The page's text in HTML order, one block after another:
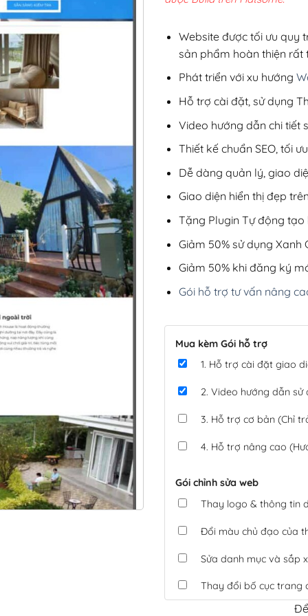
Website được tối ưu quy
sản phẩm hoàn thiện rất
Phát triển với xu hướng
Hỗ trợ cài đặt, sử dụng
Video hướng dẫn chi tiết
Thiết kế chuẩn SEO, tối
Dễ dàng quản lý, giao
Giao diện hiển thị đẹp
Tặng Plugin Tự động tạo
Giảm 50% sử dụng Xanh
Giảm 50% khi đăng ký
Gói hỗ trợ tư vấn nâng
Mua kèm Gói hỗ trợ
1. Hỗ trợ cài đặt giao
2. Video hướng dẫn
3. Hỗ trợ cơ bản (Chỉ
4. Hỗ trợ nâng cao
Gói chỉnh sửa web
Thay logo & thông tin
Đổi màu chủ đạo của
Sửa danh mục và sắp
Thay đổi bố cục trang
Tích hợp thanh toán